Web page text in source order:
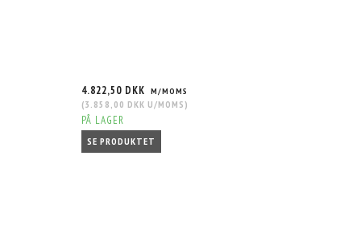
CONCAVER CVR4 19X10,5 ET15-57
BLANK DOUBLE TINTED BLACK
5.696,25 DKK
4.822,50 DKK M/MOMS
(3.858,00 DKK U/MOMS )
PÅ LAGER
SE PRODUKTET